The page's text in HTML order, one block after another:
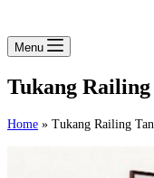
Menu
Tukang
Home » Tukang Railing